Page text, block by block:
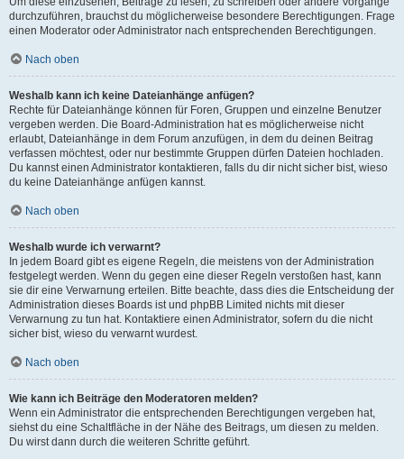
durchzuführen, brauchst du möglicherweise besondere Berechtigungen. Frage
einen Moderator oder Administrator nach entsprechenden Berechtigungen.
Nach oben
Weshalb kann ich keine Dateianhänge anfügen?
Rechte für Dateianhänge können für Foren, Gruppen und einzelne Benutzer
vergeben werden. Die Board-Administration hat es möglicherweise nicht
erlaubt, Dateianhänge in dem Forum anzufügen, in dem du deinen Beitrag
verfassen möchtest, oder nur bestimmte Gruppen dürfen Dateien hochladen.
Du kannst einen Administrator kontaktieren, falls du dir nicht sicher bist, wieso
du keine Dateianhänge anfügen kannst.
Nach oben
Weshalb wurde ich verwarnt?
In jedem Board gibt es eigene Regeln, die meistens von der Administration
festgelegt werden. Wenn du gegen eine dieser Regeln verstoßen hast, kann
sie dir eine Verwarnung erteilen. Bitte beachte, dass dies die Entscheidung der
Administration dieses Boards ist und phpBB Limited nichts mit dieser
Verwarnung zu tun hat. Kontaktiere einen Administrator, sofern du die nicht
sicher bist, wieso du verwarnt wurdest.
Nach oben
Wie kann ich Beiträge den Moderatoren melden?
Wenn ein Administrator die entsprechenden Berechtigungen vergeben hat,
siehst du eine Schaltfläche in der Nähe des Beitrags, um diesen zu melden.
Du wirst dann durch die weiteren Schritte geführt.